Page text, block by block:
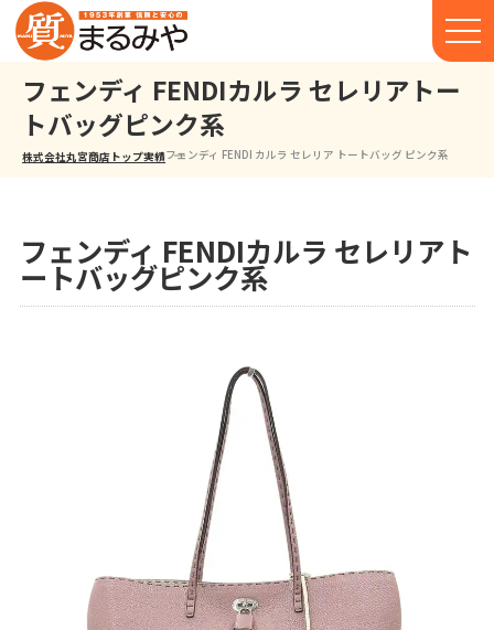
フェンディ FENDIカルラ セレリアトー
トバッグピンク系
株式会社丸宮商店トップ⁩実績フェンディ FENDI カルラ セレリア トートバッグ ピンク系
フェンディ FENDIカルラ セレリアト
ートバッグピンク系